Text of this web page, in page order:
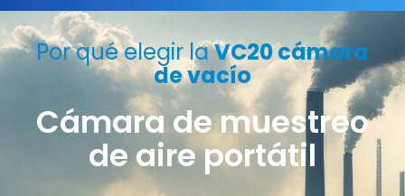
Por qué elegir laVC20 cámara
de vacío
Cámara de muestreo
de aire portátil